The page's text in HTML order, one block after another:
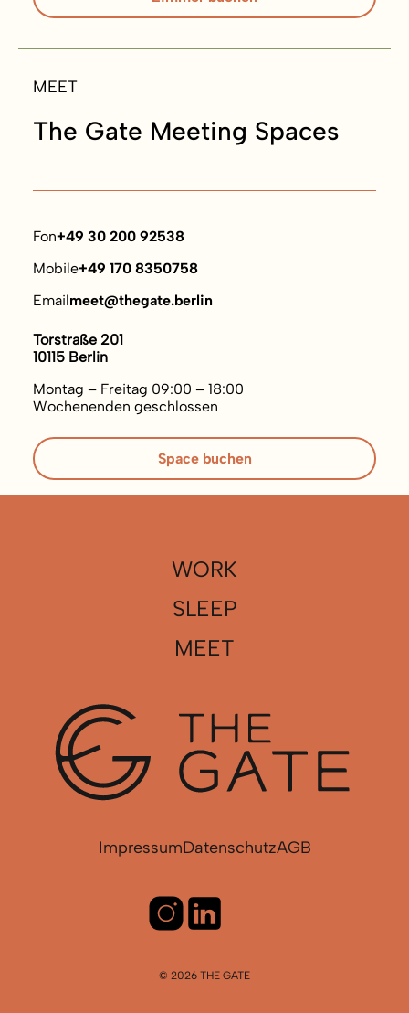
MEET
The Gate Meeting Spaces
Fon+49 30 200 92538
Mobile+49 170 8350758
Emailmeet@thegate.berlin
Torstraße 201
10115 Berlin
Montag – Freitag 09:00 – 18:00
Wochenenden geschlossen
Space buchen
WORK
SLEEP
MEET
ImpressumDatenschutzAGB
© 2026 THE GATE